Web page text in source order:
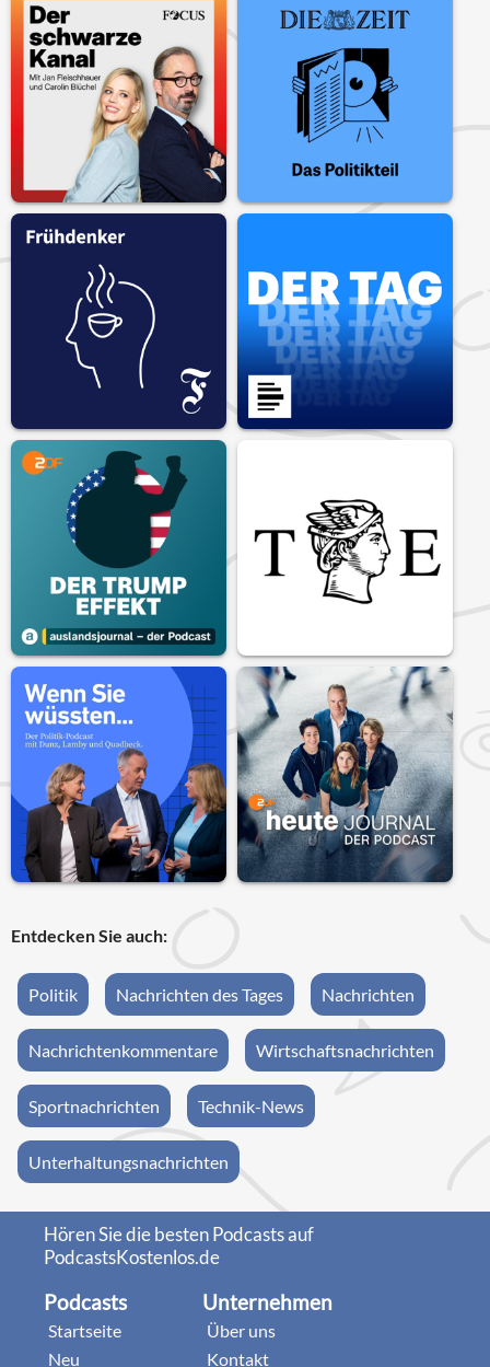
Entdecken Sie auch:
Politik Nachrichten des Tages Nachrichten
Nachrichtenkommentare Wirtschaftsnachrichten
Sportnachrichten Technik-News
Unterhaltungsnachrichten
Hören Sie die besten Podcasts auf
PodcastsKostenlos.de
Podcasts
Startseite
Neu
Unternehmen
Über uns
Kontakt